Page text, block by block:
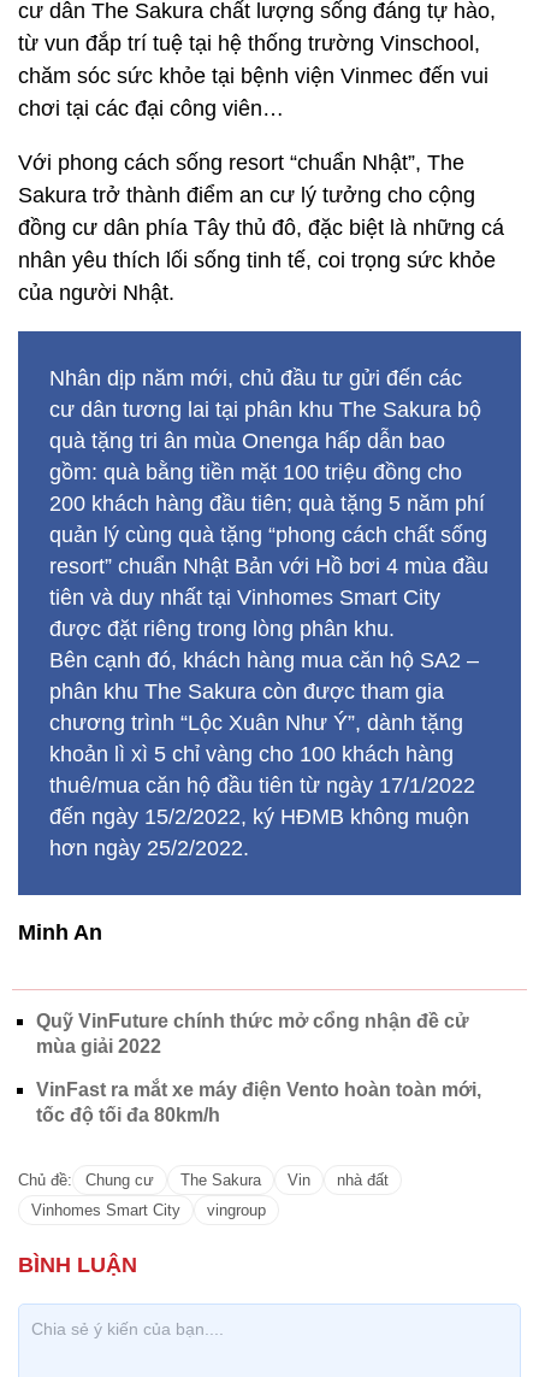
đồng cư dân phía Tây thủ đô, đặc biệt là những cá
nhân yêu thích lối sống tinh tế, coi trọng sức khỏe
của người Nhật.
Nhân dịp năm mới, chủ đầu tư gửi đến các
cư dân tương lai tại phân khu The Sakura bộ
quà tặng tri ân mùa Onenga hấp dẫn bao
gồm: quà bằng tiền mặt 100 triệu đồng cho
200 khách hàng đầu tiên; quà tặng 5 năm phí
quản lý cùng quà tặng “phong cách chất sống
tiên và duy nhất tại Vinhomes Smart City
được đặt riêng trong lòng phân khu.
Bên cạnh đó, khách hàng mua căn hộ SA2 –
phân khu The Sakura còn được tham gia
chương trình “Lộc Xuân Như Ý”, dành tặng
khoản lì xì 5 chỉ vàng cho 100 khách hàng
thuê/mua căn hộ đầu tiên từ ngày 17/1/2022
đến ngày 15/2/2022, ký HĐMB không muộn
hơn ngày 25/2/2022.
Minh An
Quỹ VinFuture chính thức mở cổng nhận đề cử
mùa giải 2022